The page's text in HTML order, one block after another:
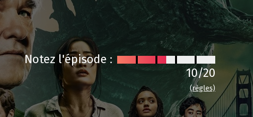
Notez l'épisode :
10/20
(règles)